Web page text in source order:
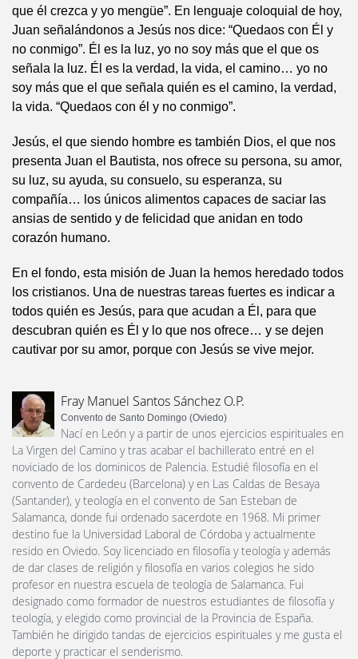
que él crezca y yo mengüe”. En lenguaje coloquial de hoy,
Juan señalándonos a Jesús nos dice: “Quedaos con Él y
no conmigo”. Él es la luz, yo no soy más que el que os
señala la luz. Él es la verdad, la vida, el camino… yo no
soy más que el que señala quién es el camino, la verdad,
la vida. “Quedaos con él y no conmigo”.
Jesús, el que siendo hombre es también Dios, el que nos
presenta Juan el Bautista, nos ofrece su persona, su amor,
su luz, su ayuda, su consuelo, su esperanza, su
compañía… los únicos alimentos capaces de saciar las
ansias de sentido y de felicidad que anidan en todo
corazón humano.
En el fondo, esta misión de Juan la hemos heredado todos
los cristianos. Una de nuestras tareas fuertes es indicar a
todos quién es Jesús, para que acudan a Él, para que
descubran quién es Él y lo que nos ofrece… y se dejen
cautivar por su amor, porque con Jesús se vive mejor.
Fray Manuel Santos Sánchez O.P.
Convento de Santo Domingo (Oviedo)
Nací en León y a partir de unos ejercicios espirituales en
La Virgen del Camino y tras acabar el bachillerato entré en el
noviciado de los dominicos de Palencia. Estudié filosofía en el
convento de Cardedeu (Barcelona) y en Las Caldas de Besaya
(Santander), y teología en el convento de San Esteban de
Salamanca, donde fui ordenado sacerdote en 1968. Mi primer
destino fue la Universidad Laboral de Córdoba y actualmente
resido en Oviedo. Soy licenciado en filosofía y teología y además
de dar clases de religión y filosofía en varios colegios he sido
profesor en nuestra escuela de teología de Salamanca. Fui
designado como formador de nuestros estudiantes de filosofía y
teología, y elegido como provincial de la Provincia de España.
También he dirigido tandas de ejercicios espirituales y me gusta el
deporte y practicar el senderismo.